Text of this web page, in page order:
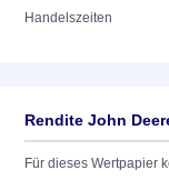
Handelszeiten
Rendite John
Für dieses Wertpapier